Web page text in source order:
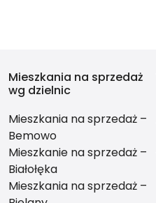
Mieszkania na sprzedaż
wg dzielnic
Mieszkania na sprzedaż –
Bemowo
Mieszkanie na sprzedaż –
Białołęka
Mieszkania na sprzedaż –